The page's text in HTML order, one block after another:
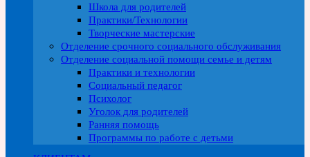
Школа для родителей
Практики/Технологии
Творческие мастерские
Отделение срочного социального обслуживания
Отделение социальной помощи семье и детям
Практики и технологии
Социальный педагог
Психолог
Уголок для родителей
Ранняя помощь
Программы по работе с детьми